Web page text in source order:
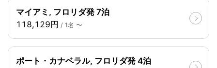
マイアミ, フロリダ発 7泊
118,129円 / 1名 〜
ポート・カナベラル, フロリダ発 4泊